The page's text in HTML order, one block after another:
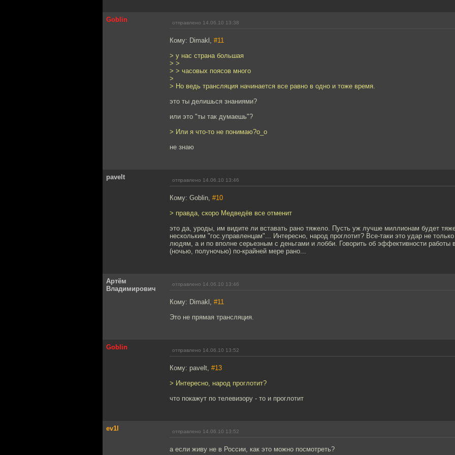
Goblin отправлено 14.06.10 13:38
Кому: Dimakl, #11
> у нас страна большая
> >
> > часовых поясов много
>
> Но ведь трансляция начинается все равно в одно и тоже время.
это ты делишься знаниями?
или это "ты так думаешь"?
> Или я что-то не понимаю?о_о
не знаю
pavelt отправлено 14.06.10 13:46
Кому: Goblin, #10
> правда, скоро Медведёв все отменит
это да, уроды, им видите ли вставать рано тяжело. Пусть уж лучше миллионам будет
нескольким "гос.управленцам"... Интересно, народ проглотит? Все-таки это удар не
людям, а и по вполне серьезным с деньгами и лобби. Говорить об эффективности работы
(ночью, полуночью) по-крайней мере рано...
Артём
Владимирович
отправлено 14.06.10 13:46
Кому: Dimakl, #11
Это не прямая трансляция.
Goblin отправлено 14.06.10 13:52
Кому: pavelt, #13
> Интересно, народ проглотит?
что покажут по телевизору - то и проглотит
ev1l отправлено 14.06.10 13:52
а если живу не в России, как это можно посмотреть?